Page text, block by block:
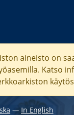
aineisto on
Katso
― In English